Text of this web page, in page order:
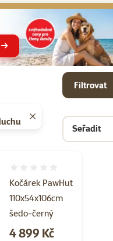
Filtrovat
Seřadit
Pomůcky pro venčení psa
Kočárek PawHut
110x54x106cm
šedo-černý
Cena
4 899 Kč